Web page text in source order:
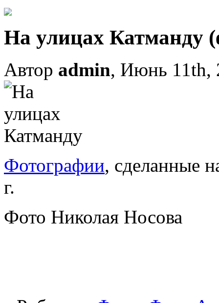
На улицах Катманду
Автор admin, Июнь 11th,
Фотографии, сделанные
г.
Фото Николая Носова